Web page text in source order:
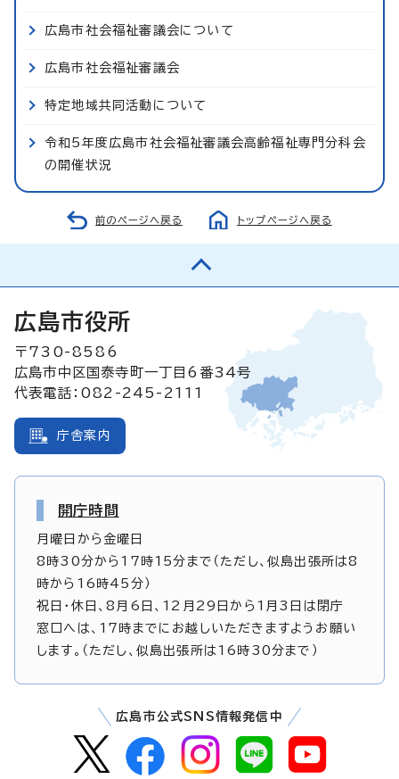
広島市社会福祉審議会について
広島市社会福祉審議会
特定地域共同活動について
令和5年度広島市社会福祉審議会高齢福祉専門分科会
の開催状況
前のページへ戻る トップページへ戻る
広島市役所
〒730-8586
広島市中区国泰寺町一丁目6番34号
代表電話：082-245-2111
庁舎案内
開庁時間
月曜日から金曜日
8時30分から17時15分まで（ただし、似島出張所は8
時から16時45分）
祝日・休日、8月6日、12月29日から1月3日は閉庁
窓口へは、17時までにお越しいただきますようお願い
します。（ただし、似島出張所は16時30分まで）
広島市公式SNS情報発信中